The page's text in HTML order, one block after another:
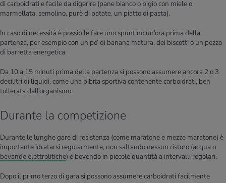
di carboidrati e facile da digerire (pane bianco o bigio con miele o
marmellata, semolino, purè di patate, un piatto di pasta).
In caso di necessità è possibile fare uno spuntino un’ora prima della
partenza, per esempio con un po’ di banana matura, dei biscotti o un pezzo
di barretta energetica.
Da 10 a 15 minuti prima della partenza si possono assumere ancora 2 o 3
decilitri di liquidi, come una bibita sportiva contenente carboidrati, ben
tollerata dall’organismo.
Durante la competizione
Durante le lunghe gare di resistenza (come maratone e mezze maratone) è
importante idratarsi regolarmente, non saltando nessun ristoro (acqua o
bevande elettrolitiche) e bevendo in piccole quantità a intervalli regolari.
Dopo il primo terzo di gara si possono assumere carboidrati facilmente